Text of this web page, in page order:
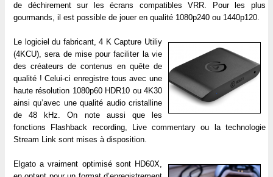
de déchirement sur les écrans compatibles VRR. Pour les plus
gourmands, il est possible de jouer en qualité 1080p240 ou 1440p120.
Le logiciel du fabricant, 4 K Capture Utiliy
(4KCU), sera de mise pour faciliter la vie
des créateurs de contenus en quête de
qualité ! Celui-ci enregistre tous avec une
haute résolution 1080p60 HDR10 ou 4K30
ainsi qu’avec une qualité audio cristalline
de 48 kHz. On note aussi que les
fonctions Flashback recording, Live commentary ou la technologie
Stream Link sont mises à disposition.
Elgato a vraiment optimisé sont HD60X,